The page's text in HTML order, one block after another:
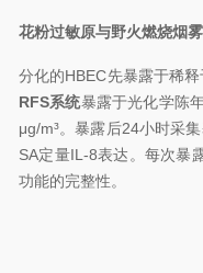
花粉过敏原与野火燃烧烟
分化的HBEC先暴露于稀
RFS系统暴露于光化学陈
μg/m³。暴露后24小时采
SA定量IL-8表达。每次暴
功能的完整性。